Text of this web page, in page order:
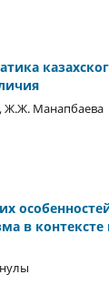
Ж.Ж. Манапбаева
в контексте